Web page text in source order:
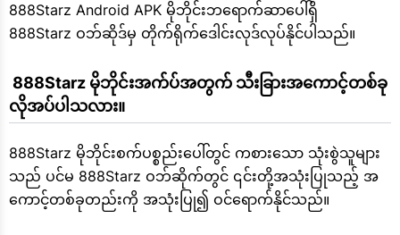
888Starz Android APK မိုဘိုင်းဘရောက်ဆာပေါ်ရှိ
888Starz ဝဘ်ဆိုဒ်မှ တိုက်ရိုက်ဒေါင်းလုဒ်လုပ်နိုင်ပါသည်။
လိုအပ်ပါသလား။
888Starz မိုဘိုင်းစက်ပစ္စည်းပေါ်တွင် ကစားသော သုံးစွဲသူများ
သည် ပင်မ 888Starz ဝဘ်ဆိုက်တွင် ၎င်းတို့အသုံးပြုသည့် အ
ကောင့်တစ်ခုတည်းကို အသုံးပြု၍ ဝင်ရောက်နိုင်သည်။